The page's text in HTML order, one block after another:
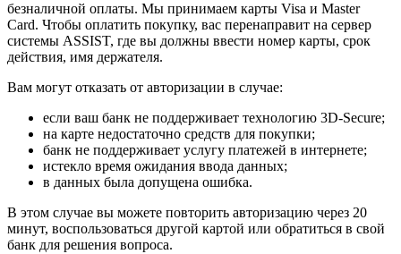
безналичной оплаты. Мы принимаем карты Visa и Master
Card. Чтобы оплатить покупку, вас перенаправит на сервер
системы ASSIST, где вы должны ввести номер карты, срок
действия, имя держателя.
Вам могут отказать от авторизации в случае:
если ваш банк не поддерживает технологию 3D-Secure;
на карте недостаточно средств для покупки;
банк не поддерживает услугу платежей в интернете;
истекло время ожидания ввода данных;
в данных была допущена ошибка.
В этом случае вы можете повторить авторизацию через 20
минут, воспользоваться другой картой или обратиться в свой
банк для решения вопроса.